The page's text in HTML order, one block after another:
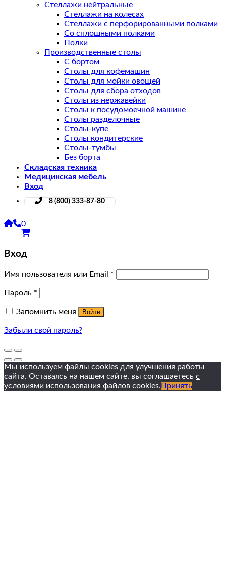
Стеллажи нейтральные
Стеллажи на колесах
Стеллажи с перфорированными полками
Со сплошными полками
Полки
Производственные столы
С бортом
Столы для кофемашин
Столы для мойки овощей
Столы для сбора отходов
Столы из нержавейки
Столы к посудомоечной машине
Столы разделочные
Столы-купе
Столы кондитерские
Столы-тумбы
Без борта
Складская техника
Медицинская мебель
Вход
8 (800) 333-87-80
0
Вход
Имя пользователя или Email *
Пароль *
Запомнить меня Войти
Забыли свой пароль?
Мы используем файлы cookies для улучшения работы
сайта. Оставаясь на нашем сайте, вы соглашаетесь с
условиями использования файлов cookies. Принять